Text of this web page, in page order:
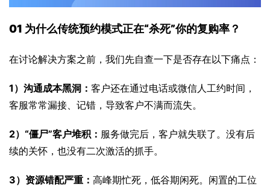
01 为什么传统预约模式正在“杀死”你的复购率？
在讨论解决方案之前，我们先自查一下是否存在以下痛点：
1）沟通成本黑洞： 客户还在通过电话或微信人工约时间，
客服常常漏接、记错，导致客户不满而流失。
2）“僵尸”客户堆积： 服务做完后，客户就失联了。没有后
续的关怀，也没有二次激活的抓手。
3）资源错配严重： 高峰期忙死，低谷期闲死。闲置的工位